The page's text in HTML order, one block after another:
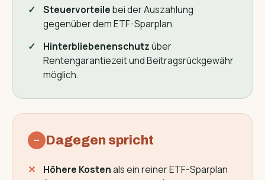
Steuervorteilebei der Auszahlung
gegenüber dem ETF-Sparplan.
Hinterbliebenenschutzüber
Rentengarantiezeit und Beitragsrückgewähr
möglich.
− Dagegen spricht
Höhere Kostenals ein reiner ETF-Sparplan